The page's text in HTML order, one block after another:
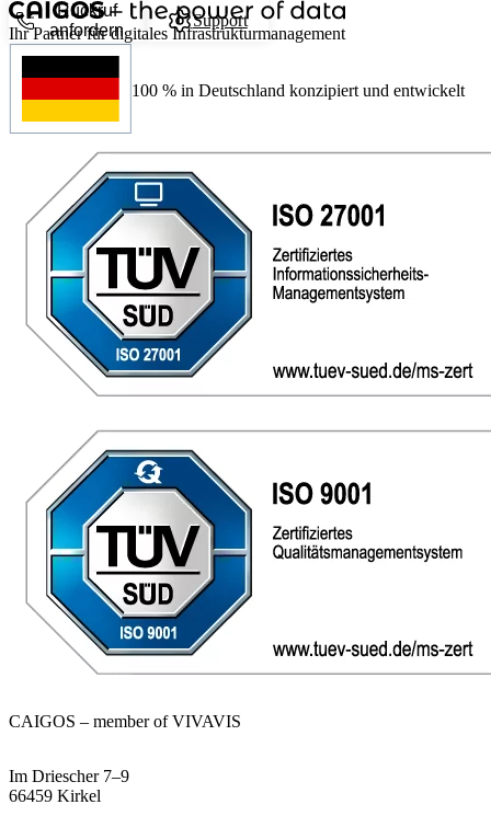
Rückruf
anfordern
Support
Ihr Partner für digitales Infrastrukturmanagement
100 % in Deutschland konzipiert und entwickelt
CAIGOS – member of VIVAVIS
Im Driescher 7–9
66459 Kirkel